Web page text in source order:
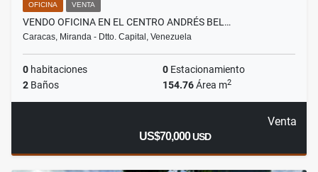
OFICINA VENTA
VENDO OFICINA EN EL CENTRO ANDRÉS BEL…
Caracas, Miranda - Dtto. Capital, Venezuela
0 habitaciones 0 Estacionamiento
2 Baños 154.76Área m2
Venta
US$70,000USD